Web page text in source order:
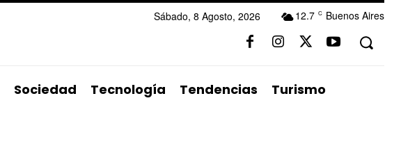
12.7 C Buenos Aires
Sábado, 8 Agosto, 2026
Sociedad Tecnología Tendencias Turismo